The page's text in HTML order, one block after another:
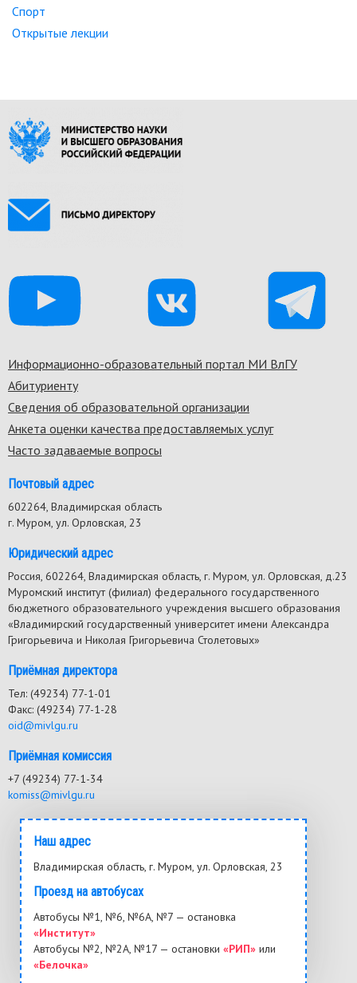
Спорт
Открытые лекции
Footer
menu
Информационно-образовательный портал МИ ВлГУ
Абитуриенту
Сведения об образовательной организации
Анкета оценки качества предоставляемых услуг
Часто задаваемые вопросы
Почтовый адрес
602264, Владимирская область
г. Муром, ул. Орловская, 23
Юридический адрес
Россия, 602264, Владимирская область, г. Муром, ул. Орловская, д.23
Муромский институт (филиал) федерального государственного
бюджетного образовательного учреждения высшего образования
«Владимирский государственный университет имени Александра
Григорьевича и Николая Григорьевича Столетовых»
Приёмная директора
Тел: (49234) 77-1-01
Факс: (49234) 77-1-28
oid@mivlgu.ru
Приёмная комиссия
+7 (49234) 77-1-34
komiss@mivlgu.ru
Наш адрес
Владимирская область, г. Муром, ул. Орловская, 23
Проезд на автобусах
Автобусы №1, №6, №6А, №7 — остановка
«Институт»
Автобусы №2, №2А, №17 — остановки «РИП» или
«Белочка»